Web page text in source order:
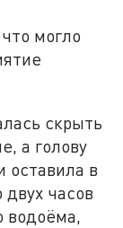
могло
скрыть
а голову
оставила в
часов
водоёма,